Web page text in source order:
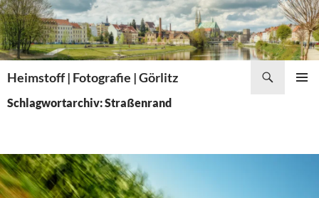
Zum
Inhalt
springen
Heimstoff | Fotografie | Görlitz
Schlagwortarchiv: Straßenrand